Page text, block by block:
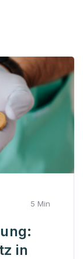
5 Min
in